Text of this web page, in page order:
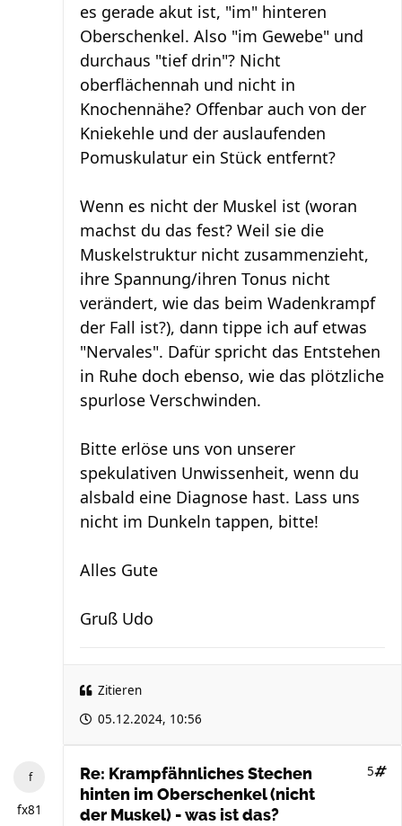
es gerade akut ist, "im" hinteren
Oberschenkel. Also "im Gewebe" und
durchaus "tief drin"? Nicht
oberflächennah und nicht in
Knochennähe? Offenbar auch von der
Kniekehle und der auslaufenden
Pomuskulatur ein Stück entfernt?
Wenn es nicht der Muskel ist (woran
machst du das fest? Weil sie die
Muskelstruktur nicht zusammenzieht,
ihre Spannung/ihren Tonus nicht
verändert, wie das beim Wadenkrampf
der Fall ist?), dann tippe ich auf etwas
"Nervales". Dafür spricht das Entstehen
in Ruhe doch ebenso, wie das plötzliche
spurlose Verschwinden.
Bitte erlöse uns von unserer
spekulativen Unwissenheit, wenn du
alsbald eine Diagnose hast. Lass uns
nicht im Dunkeln tappen, bitte!
Alles Gute
Gruß Udo
Zitieren
05.12.2024, 10:56
fx81
Re: Krampfähnliches Stechen
hinten im Oberschenkel (nicht
der Muskel) - was ist das?
5